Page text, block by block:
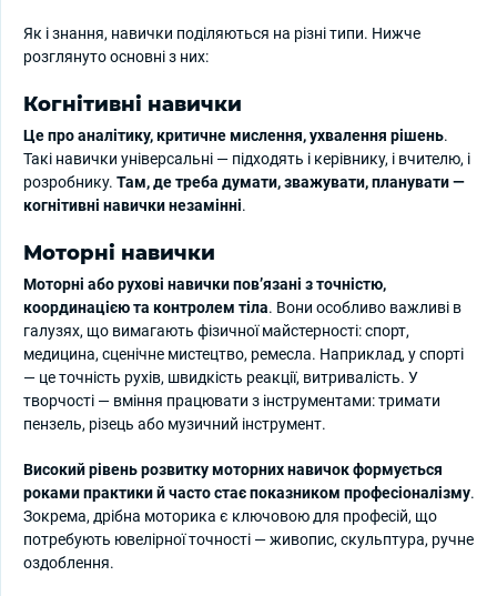
Як і знання, навички поділяються на різні типи. Нижче
розглянуто основні з них:
Когнітивні навички
Це про аналітику, критичне мислення, ухвалення рішень.
Такі навички універсальні — підходять і керівнику, і вчителю, і
розробнику. Там, де треба думати, зважувати, планувати —
когнітивні навички незамінні.
Моторні навички
Моторні або рухові навички пов’язані з точністю,
координацією та контролем тіла. Вони особливо важливі в
галузях, що вимагають фізичної майстерності: спорт,
медицина, сценічне мистецтво, ремесла. Наприклад, у спорті
— це точність рухів, швидкість реакції, витривалість. У
творчості — вміння працювати з інструментами: тримати
пензель, різець або музичний інструмент.
Високий рівень розвитку моторних навичок формується
роками практики й часто стає показником професіоналізму.
Зокрема, дрібна моторика є ключовою для професій, що
потребують ювелірної точності — живопис, скульптура, ручне
оздоблення.